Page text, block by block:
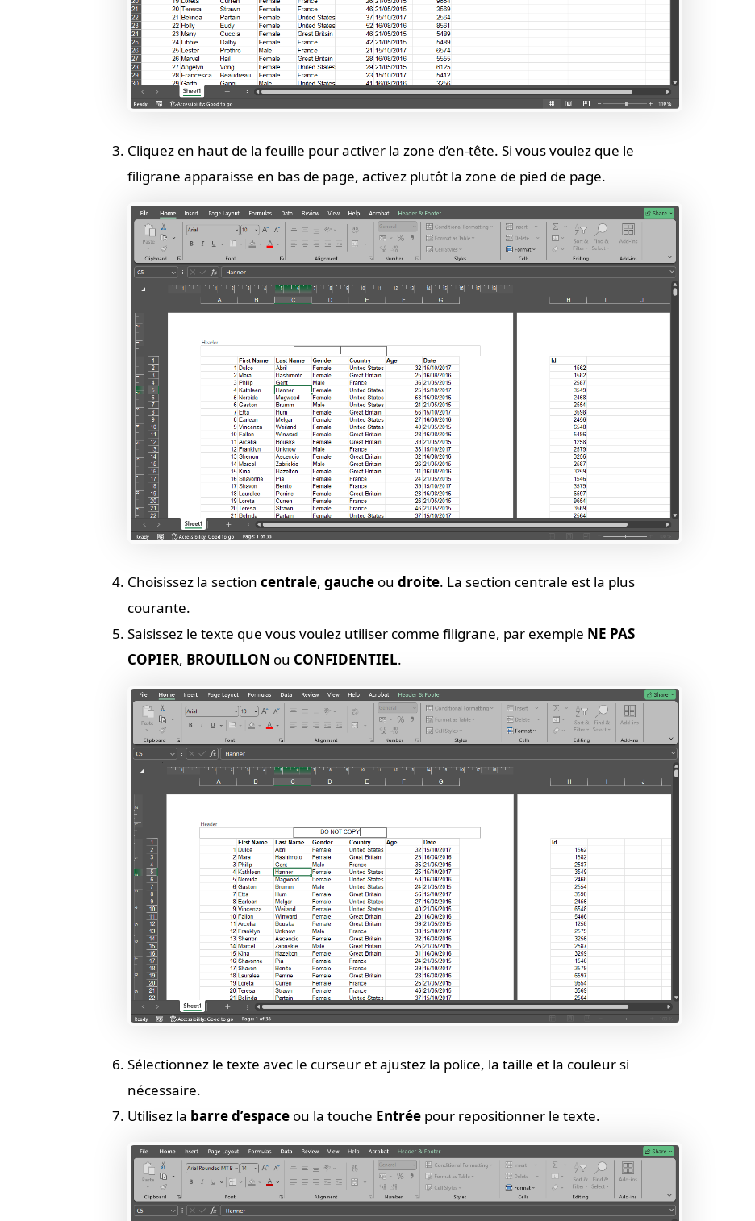
Cliquez en haut de la feuille pour activer la zone d’en-tête. Si vous voulez que le
filigrane apparaisse en bas de page, activez plutôt la zone de pied de page.
Choisissez la section centrale, gauche ou droite. La section centrale est la plus
courante.
Saisissez le texte que vous voulez utiliser comme filigrane, par exemple NE PAS
COPIER, BROUILLON ou CONFIDENTIEL.
Sélectionnez le texte avec le curseur et ajustez la police, la taille et la couleur si
nécessaire.
Utilisez la barre d’espace ou la touche Entrée pour repositionner le texte.